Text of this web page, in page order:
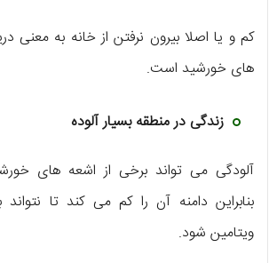
کم و یا اصلا بیرون نرفتن از خانه به معنی
های خورشید است.
زندگی در منطقه بسیار آلوده
آلودگی می تواند برخی از اشعه های
بنابراین دامنه آن را کم می کند تا
ویتامین شود.